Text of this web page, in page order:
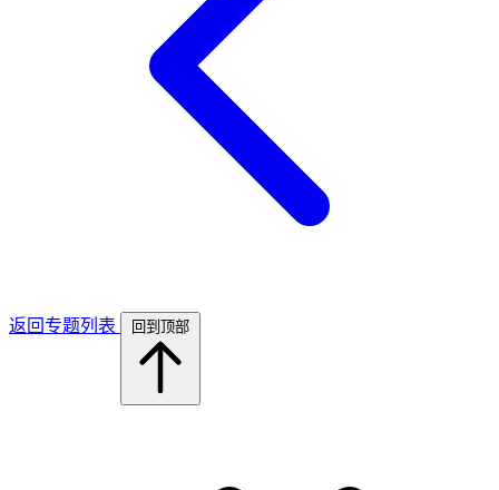
返回专题列表